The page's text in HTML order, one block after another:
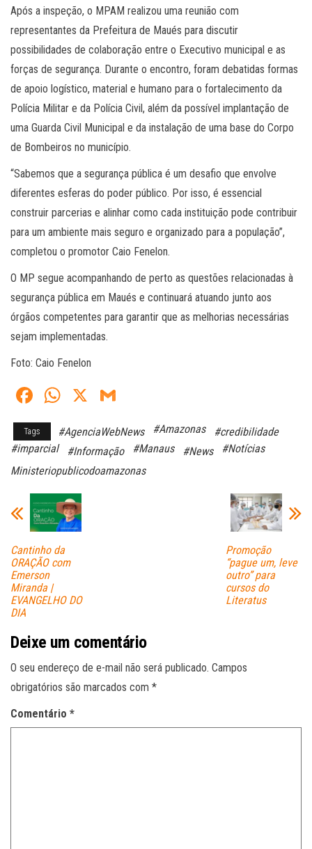
Após a inspeção, o MPAM realizou uma reunião com
representantes da Prefeitura de Maués para discutir
possibilidades de colaboração entre o Executivo municipal e as
forças de segurança. Durante o encontro, foram debatidas formas
de apoio logístico, material e humano para o fortalecimento da
Polícia Militar e da Polícia Civil, além da possível implantação de
uma Guarda Civil Municipal e da instalação de uma base do Corpo
de Bombeiros no município.
“Sabemos que a segurança pública é um desafio que envolve
diferentes esferas do poder público. Por isso, é essencial
construir parcerias e alinhar como cada instituição pode contribuir
para um ambiente mais seguro e organizado para a população”,
completou o promotor Caio Fenelon.
O MP segue acompanhando de perto as questões relacionadas à
segurança pública em Maués e continuará atuando junto aos
órgãos competentes para garantir que as melhorias necessárias
sejam implementadas.
Foto: Caio Fenelon
Fa
ce
bo
ok
W
ts
A
pp
X
ail
Tags #AgenciaWebNews #Amazonas
#credibilidade
#imparcial
#Informação #Manaus #News
#Notícias
Ministeriopublicodoamazonas
Cantinho da
ORAÇÃO com
Emerson
Miranda |
EVANGELHO DO
DIA
Promoção
“pague um, leve
outro” para
cursos do
Literatus
Deixe um comentário
O seu endereço de e-mail não será publicado. Campos
obrigatórios são marcados com *
Comentário *